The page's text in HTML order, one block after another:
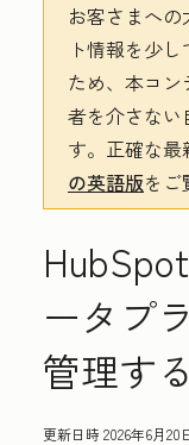
お客さまへ
ト情報を少
ため、本コ
者を介さない
す。 正確な最
の英語版をご
ータプ
管理する
更新日時2026年6月20